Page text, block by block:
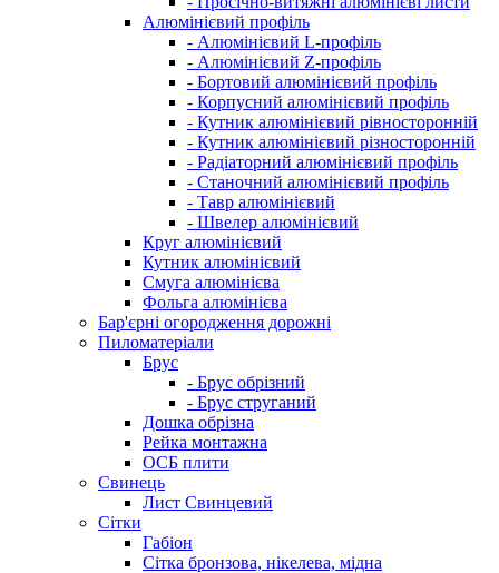
Алюмінієвий профіль
- Алюмінієвий L-профіль
- Алюмінієвий Z-профіль
- Бортовий алюмінієвий профіль
- Корпусний алюмінієвий профіль
- Кутник алюмінієвий рівносторонній
- Кутник алюмінієвий різносторонній
- Радіаторний алюмінієвий профіль
- Станочний алюмінієвий профіль
- Тавр алюмінієвий
- Швелер алюмінієвий
Круг алюмінієвий
Кутник алюмінієвий
Смуга алюмінієва
Фольга алюмінієва
Бар'єрні огородження дорожні
Пиломатеріали
Брус
- Брус обрізний
- Брус струганий
Дошка обрізна
Рейка монтажна
ОСБ плити
Cвинець
Лист Свинцевий
Сітки
Габіон
Сітка бронзова, нікелева, мідна